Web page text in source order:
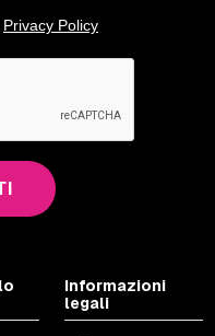
Privacy Policy
Informazioni
legali